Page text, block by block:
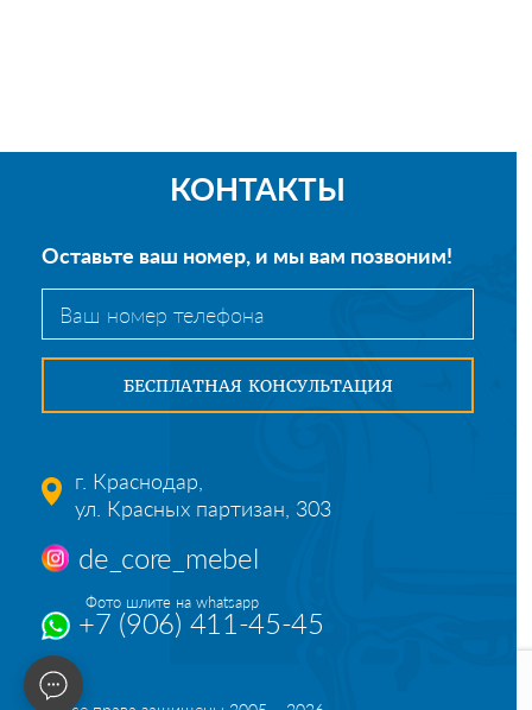
КОНТАКТЫ
Оставьте ваш номер, и мы вам позвоним!
г. Краснодар,
ул. Красных партизан, 303
de_core_mebel
Фото шлите на whatsapp
+7 (906) 411-45-45